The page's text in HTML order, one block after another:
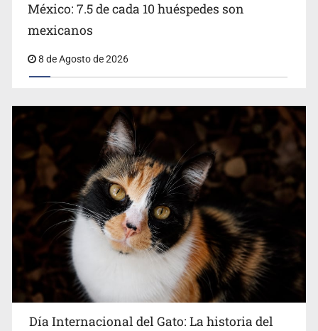
Belinda se corona como la más bella de 2026 en People
México: 7.5 de cada 10 huéspedes son
mexicanos
8 de Agosto de 2026
Día Internacional del Gato: La historia del